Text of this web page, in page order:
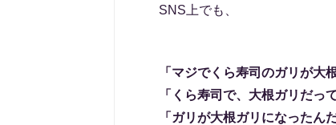
SNS上でも、
「マジでくら寿司のガリが大
「くら寿司で、大根ガリだって
「ガリが大根ガリになったん